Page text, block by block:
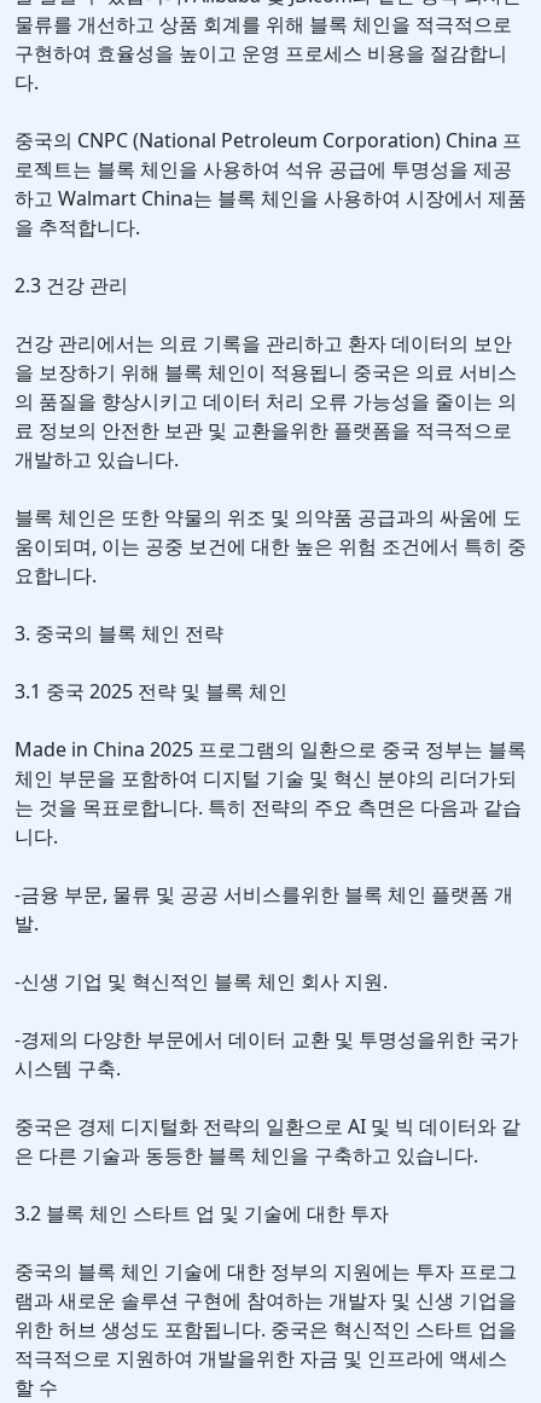
물류를 개선하고 상품 회계를 위해 블록 체인을 적극적으로
구현하여 효율성을 높이고 운영 프로세스 비용을 절감합니
다.
중국의 CNPC (National Petroleum Corporation) China 프
로젝트는 블록 체인을 사용하여 석유 공급에 투명성을 제공
하고 Walmart China는 블록 체인을 사용하여 시장에서 제품
을 추적합니다.
2.3 건강 관리
건강 관리에서는 의료 기록을 관리하고 환자 데이터의 보안
을 보장하기 위해 블록 체인이 적용됩니 중국은 의료 서비스
의 품질을 향상시키고 데이터 처리 오류 가능성을 줄이는 의
료 정보의 안전한 보관 및 교환을위한 플랫폼을 적극적으로
개발하고 있습니다.
블록 체인은 또한 약물의 위조 및 의약품 공급과의 싸움에 도
움이되며, 이는 공중 보건에 대한 높은 위험 조건에서 특히 중
요합니다.
3. 중국의 블록 체인 전략
3.1 중국 2025 전략 및 블록 체인
Made in China 2025 프로그램의 일환으로 중국 정부는 블록
체인 부문을 포함하여 디지털 기술 및 혁신 분야의 리더가되
는 것을 목표로합니다. 특히 전략의 주요 측면은 다음과 같습
니다.
-금융 부문, 물류 및 공공 서비스를위한 블록 체인 플랫폼 개
발.
-신생 기업 및 혁신적인 블록 체인 회사 지원.
-경제의 다양한 부문에서 데이터 교환 및 투명성을위한 국가
시스템 구축.
중국은 경제 디지털화 전략의 일환으로 AI 및 빅 데이터와 같
은 다른 기술과 동등한 블록 체인을 구축하고 있습니다.
3.2 블록 체인 스타트 업 및 기술에 대한 투자
중국의 블록 체인 기술에 대한 정부의 지원에는 투자 프로그
램과 새로운 솔루션 구현에 참여하는 개발자 및 신생 기업을
위한 허브 생성도 포함됩니다. 중국은 혁신적인 스타트 업을
적극적으로 지원하여 개발을위한 자금 및 인프라에 액세스
할 수